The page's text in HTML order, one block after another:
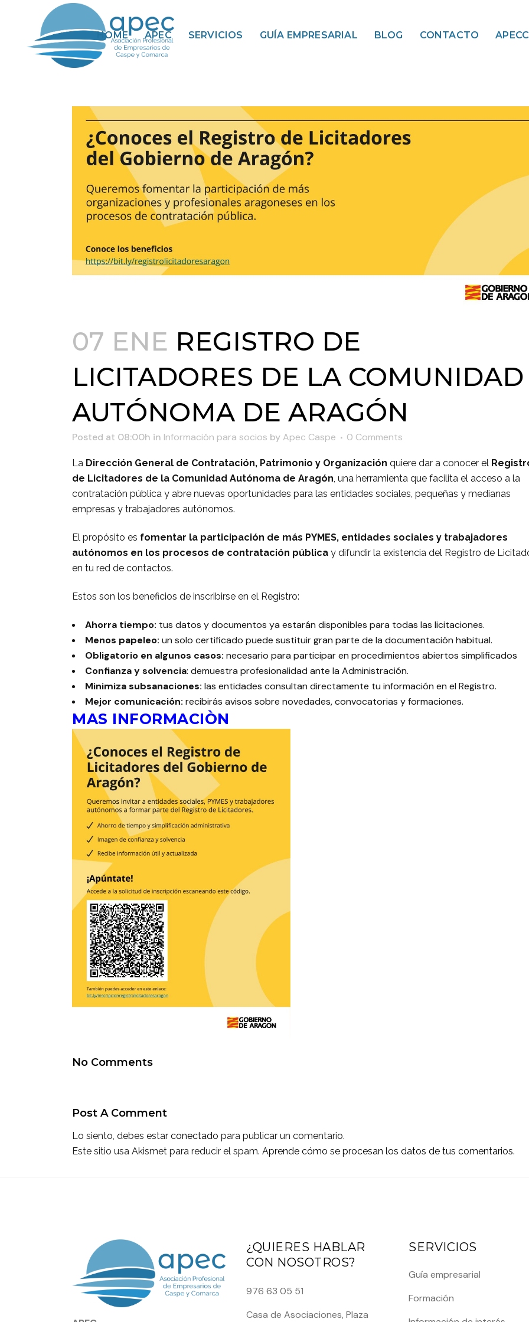
HOME APEC SERVICIOS GUÍA EMPRESARIAL BLOG CONTACTO
07 ENE REGISTRO DE
LICITADORES DE LA COMUNIDAD
AUTÓNOMA DE ARAGÓN
Posted at 08:00h in Información para socios by Apec Caspe 0 Comments
La Dirección General de Contratación, Patrimonio y Organización quiere dar a conocer el
de Licitadores de la Comunidad Autónoma de Aragón, una herramienta que facilita el acceso a la
contratación pública y abre nuevas oportunidades para las entidades sociales, pequeñas y medianas
empresas y trabajadores autónomos.
El propósito es fomentar la participación de más PYMES, entidades sociales y trabajadores
autónomos en los procesos de contratación pública y difundir la existencia del Registro de
en tu red de contactos.
Estos son los beneficios de inscribirse en el Registro:
Ahorra tiempo: tus datos y documentos ya estarán disponibles para todas las licitaciones.
Menos papeleo: un solo certificado puede sustituir gran parte de la documentación habitual.
Obligatorio en algunos casos: necesario para participar en procedimientos abiertos simplificados
Confianza y solvencia: demuestra profesionalidad ante la Administración.
Minimiza subsanaciones: las entidades consultan directamente tu información en el Registro.
Mejor comunicación: recibirás avisos sobre novedades, convocatorias y formaciones.
MAS INFORMACIÒN
No Comments
Post A Comment
Lo siento, debes estar conectado para publicar un comentario.
Este sitio usa Akismet para reducir el spam. Aprende cómo se procesan los datos de tus comentarios.
¿QUIERES HABLAR
CON NOSOTROS?
976 63 05 51
Casa de Asociaciones, Plaza
SERVICIOS
Guía empresarial
Formación